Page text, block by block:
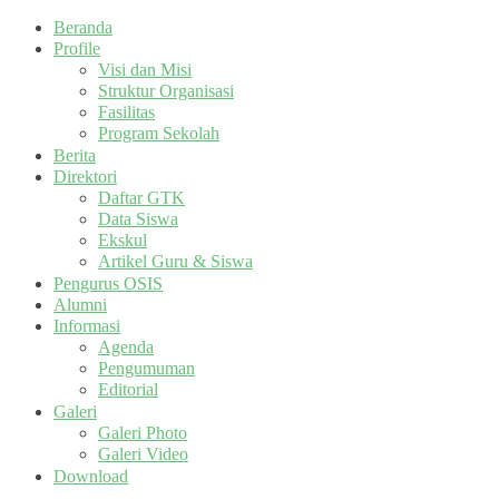
Beranda
Profile
Visi dan Misi
Struktur Organisasi
Fasilitas
Program Sekolah
Berita
Direktori
Daftar GTK
Data Siswa
Ekskul
Artikel Guru & Siswa
Pengurus OSIS
Alumni
Informasi
Agenda
Pengumuman
Editorial
Galeri
Galeri Photo
Galeri Video
Download